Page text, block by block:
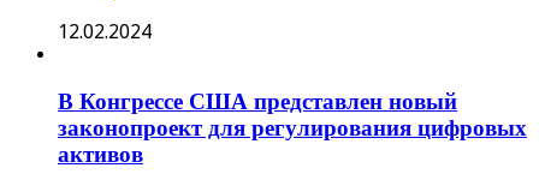
12.02.2024
В Конгрессе США представлен новый
законопроект для регулирования цифровых
активов